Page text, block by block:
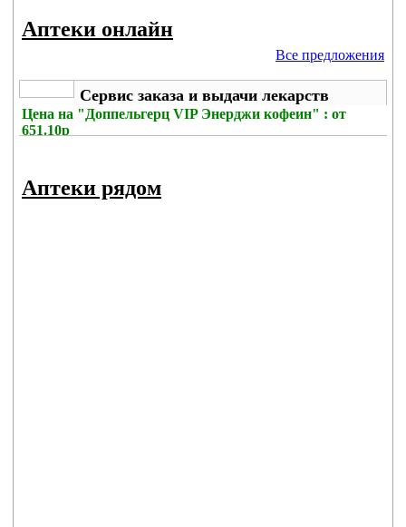
Аптеки онлайн
Все предложения
Сервис заказа и выдачи лекарств
Цена на "Доппельгерц VIP Энерджи кофеин" : от
651.10р
Аптеки рядом